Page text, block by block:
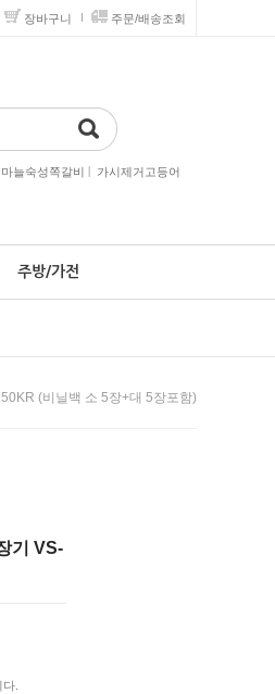
장바구니 주문/배송조회
마늘숙성쪽갈비 | 가시제거고등어
주방/가전
(비닐백 소 5장+대 5장포함)
기 VS-
.